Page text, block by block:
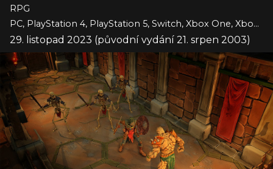
RPG
PC, PlayStation 4, PlayStation 5, Switch, Xbox One, Xbox Series
29. listopad 2023 (původní vydání 21. srpen 2003)